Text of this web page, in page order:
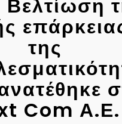
Βελτίωση
της
Com Α.Ε.